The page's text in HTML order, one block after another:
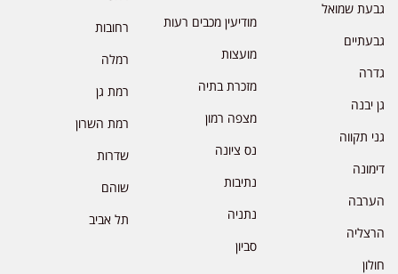
גבעת שמואל
גבעתיים
גדרה
גן יבנה
גני תקווה
דימונה
הערבה
הרצליה
חולון
מודיעין מכבים רעות
מועצות
מזכרת בתיה
מצפה רמון
נס ציונה
נתיבות
נתניה
סביון
רחובות
רמלה
רמת גן
רמת השרון
שדרות
שוהם
תל אביב